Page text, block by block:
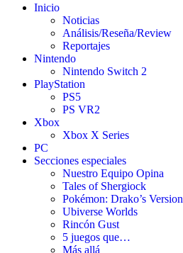
Inicio
Noticias
Análisis/Reseña/Review
Reportajes
Nintendo
Nintendo Switch 2
PlayStation
PS5
PS VR2
Xbox
Xbox X Series
PC
Secciones especiales
Nuestro Equipo Opina
Tales of Shergiock
Pokémon: Drako’s Version
Ubiverse Worlds
Rincón Gust
5 juegos que…
Más allá